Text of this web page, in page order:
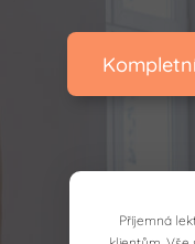
Příjemná
Skvělý